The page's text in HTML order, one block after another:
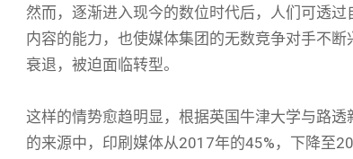
然而，逐渐进入现今的数位时代后，人们可透
内容的能力，也使媒体集团的无数竞争对手不
衰退，被迫面临转型。
这样的情势愈趋明显，根据英国牛津大学与路
的来源中，印刷媒体从2017年的45%，下降至